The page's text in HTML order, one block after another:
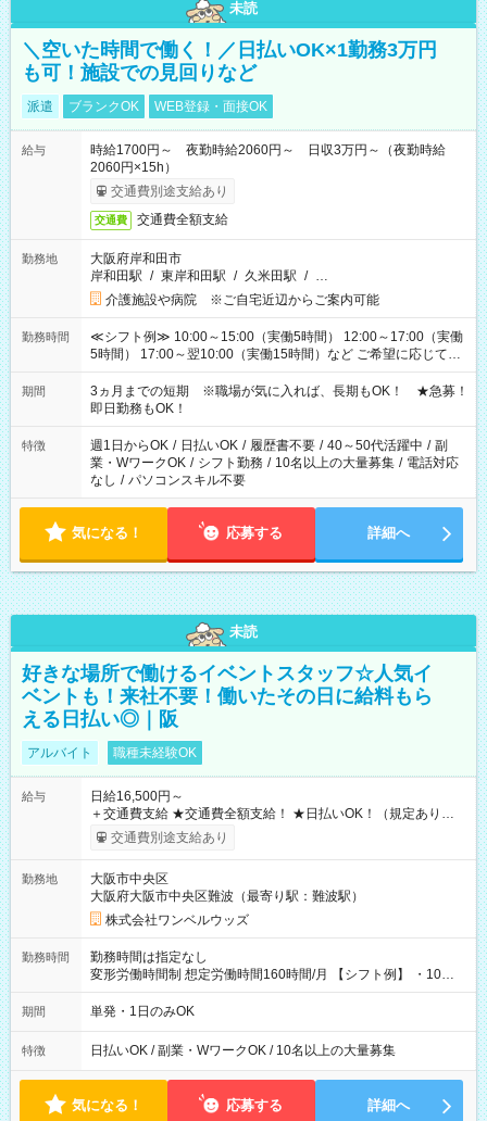
未読
＼空いた時間で働く！／日払いOK×1勤務3万円
も可！施設での見回りなど
派遣 ブランクOK WEB登録・面接OK
給与
時給1700円～ 夜勤時給2060円～ 日収3万円～（夜勤時給
2060円×15h）
交通費別途支給あり
交通費 交通費全額支給
勤務地
大阪府岸和田市
岸和田駅 / 東岸和田駅 / 久米田駅 / …
介護施設や病院 ※ご自宅近辺からご案内可能
勤務時間
≪シフト例≫ 10:00～15:00（実働5時間） 12:00～17:00（実働
5時間） 17:00～翌10:00（実働15時間）など ご希望に応じて、
働く時間は調整できます！ お気軽に担当へ相談ください！
期間
3ヵ月までの短期 ※職場が気に入れば、長期もOK！ ★急募！
即日勤務もOK！
特徴 週1日からOK / 日払いOK / 履歴書不要 / 40～50代活躍中 / 副
業・WワークOK / シフト勤務 / 10名以上の大量募集 / 電話対応
なし / パソコンスキル不要
気になる！ 応募する 詳細へ
未読
好きな場所で働けるイベントスタッフ☆人気イ
ベントも！来社不要！働いたその日に給料もら
える日払い◎｜阪
アルバイト 職種未経験OK
給与
日給16,500円～
＋交通費支給 ★交通費全額支給！ ★日払いOK！（規定あり） ┗
働いたその日に現金GET♪ お仕事後はコンビニATMから 日払
交通費別途支給あり
勤務地
大阪市中央区
大阪府大阪市中央区難波（最寄り駅：難波駅）
株式会社ワンベルウッズ
勤務時間
勤務時間は指定なし
変形労働時間制 想定労働時間160時間/月 【シフト例】 ・10：
00～20：00
期間 単発・1日のみOK
特徴 日払いOK / 副業・WワークOK / 10名以上の大量募集
気になる！ 応募する 詳細へ